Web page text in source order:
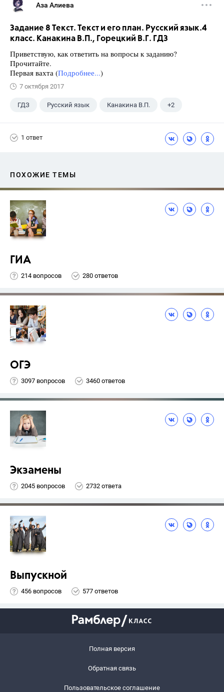
Аза Алиева
Задание 8 Текст. Текст и его план. Русский язык.4
класс. Канакина В.П., Горецкий В.Г. ГДЗ
Приветствую, как ответить на вопросы к заданию?
Прочитайте.
Первая вахта (Подробнее...)
7 октября 2017
ГДЗ Русский язык Канакина В.П. +2
1 ответ
ПОХОЖИЕ ТЕМЫ
ГИА
214 вопросов 280 ответов
ОГЭ
3097 вопросов 3460 ответов
Экзамены
2045 вопросов 2732 ответа
Выпускной
456 вопросов 577 ответов
Полная версия
Обратная связь
Пользовательское соглашение